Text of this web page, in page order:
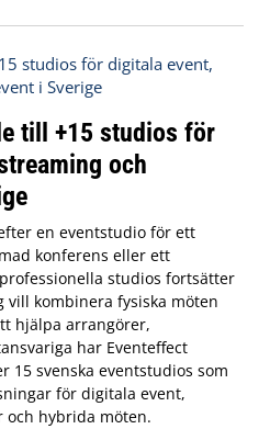
till +15 studios för
och
en eventstudio för ett
konferens eller ett
studios fortsätter
kombinera fysiska möten
hjälpa arrangörer,
har Eventeffect
15 svenska eventstudios som
för digitala event,
och hybrida möten.